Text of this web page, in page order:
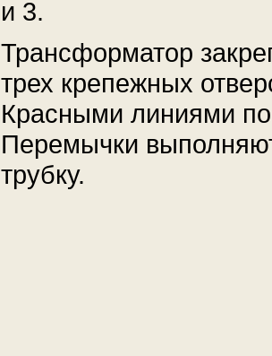
и 3.
Трансформатор
трех крепежных
Красными линиями
Перемычки
трубку.